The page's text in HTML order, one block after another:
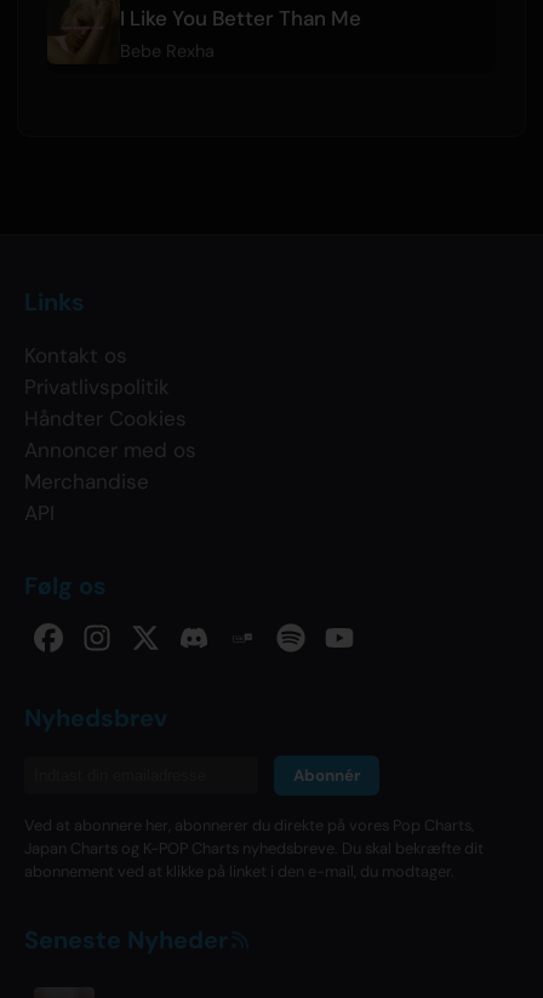
I Like You Better Than Me
Bebe Rexha
Links
Kontakt os
Privatlivspolitik
Håndter Cookies
Annoncer med os
Merchandise
API
Følg os
Nyhedsbrev
Abonnér
Ved at abonnere her, abonnerer du direkte på vores Pop Charts,
Japan Charts og K-POP Charts nyhedsbreve. Du skal bekræfte dit
abonnement ved at klikke på linket i den e-mail, du modtager.
Seneste Nyheder